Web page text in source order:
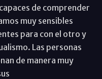
de comprender
muy sensibles
para con el otro y
Las personas
de manera muy